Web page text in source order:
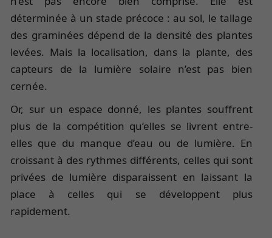
déterminée à un stade précoce : au sol, le tallage
des graminées dépend de la densité des plantes
levées. Mais la localisation, dans la plante, des
capteurs de la lumière solaire n’est pas bien
cernée.
Or, sur un espace donné, les plantes souffrent
plus de la compétition qu’elles se livrent entre-
elles que du manque d’eau ou de lumière. En
croissant à des rythmes différents, celles qui sont
privées de lumière disparaissent en laissant la
place à celles qui se développent plus
rapidement.